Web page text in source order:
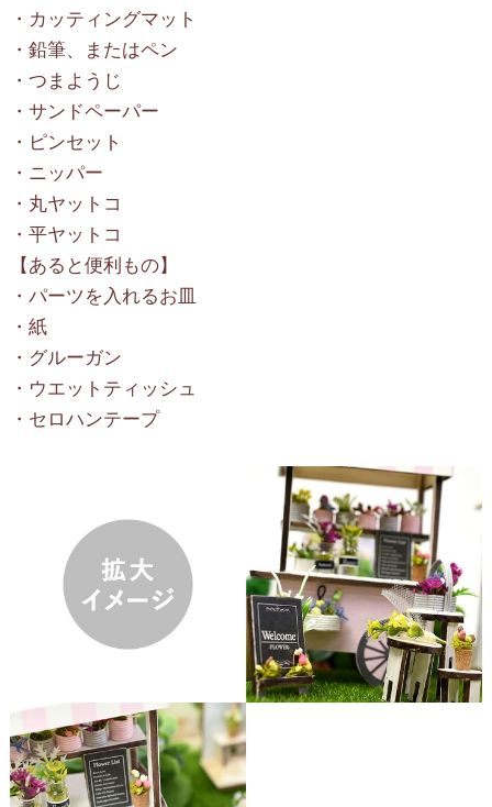
・カッティングマット
・鉛筆、またはペン
・つまようじ
・サンドペーパー
・ピンセット
・ニッパー
・丸ヤットコ
・平ヤットコ
【あると便利もの】
・パーツを入れるお皿
・紙
・グルーガン
・ウエットティッシュ
・セロハンテープ